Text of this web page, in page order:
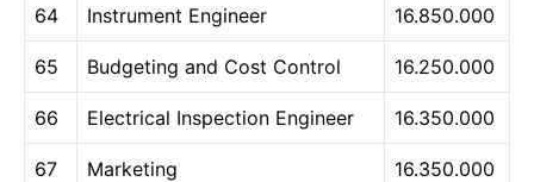
64 Instrument Engineer 16.850.000
65 Budgeting and Cost Control 16.250.000
66 Electrical Inspection Engineer 16.350.000
67 Marketing 16.350.000